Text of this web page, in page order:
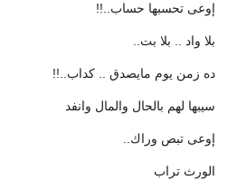
إوعى تحسبها حساب..!!
بلا واد .. بلا بت..
ده زمن يوم مايصدق .. كداب..!!
سيبها لهم بالحال والمال وانفد
إوعى تبص وراك..
الورث تراب